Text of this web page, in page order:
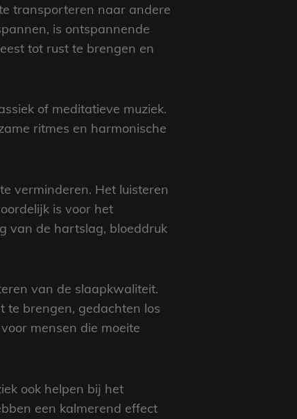
transporteren naar andere
is ontspannende
tot rust te brengen en
of meditatieve muziek.
ritmes en harmonische
verminderen. Het luisteren
is voor het
van de hartslag, bloeddruk
van de slaapkwaliteit.
te brengen, gedachten los
mensen die moeite
ook helpen bij het
een kalmerend effect